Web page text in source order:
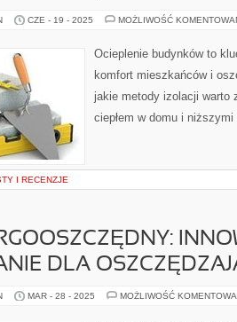
CZE - 19 - 2025 MOŻLIWOŚĆ
Ocieplenie budynków to
komfort mieszkańców i
jakie metody izolacji
ciepłem w domu i
I RECENZJE
DLA
MAR - 28 - 2025 MOŻLIWOŚĆ